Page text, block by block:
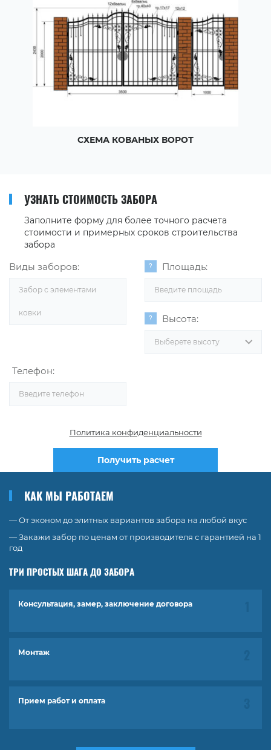
СХЕМА КОВАНЫХ ВОРОТ
УЗНАТЬ СТОИМОСТЬ ЗАБОРА
Заполните форму для более точного расчета
стоимости и примерных сроков строительства
забора
Виды заборов:
Забор с элементами
ковки
Площадь:
Высота:
Выберете высоту
Телефон:
Политика конфиденциальности
Получить расчет
КАК МЫ РАБОТАЕМ
— От эконом до элитных вариантов забора на любой вкус
— Закажи забор по ценам от производителя с гарантией на 1
год
ТРИ ПРОСТЫХ ШАГА ДО ЗАБОРА
Консультация, замер, заключение договора
Монтаж
Прием работ и оплата